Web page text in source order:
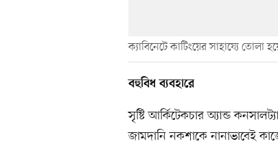
ক্যাবিনেটে কাটিংয়ের সাহায্যে তোলা
বহুবিধ ব্যবহারে
সৃষ্টি আর্কিটেকচার অ্যান্ড
জামদানি নকশাকে নানাভাবেই